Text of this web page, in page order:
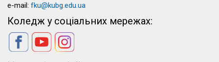
e-mail: fku@kubg.edu.ua
Коледж у соціальних мережах: